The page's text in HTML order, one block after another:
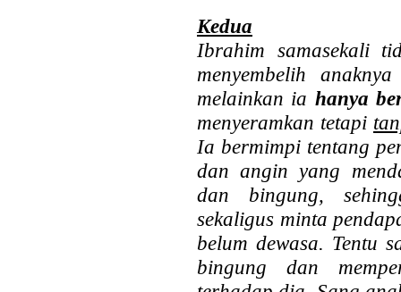
Kedua
Ibrahim samasekali
menyembelih
melainkan ia hanya
menyeramkan tetapi
Ia bermimpi tentang
dan angin yang
dan bingung,
sekaligus minta
belum dewasa. Tentu
bingung dan